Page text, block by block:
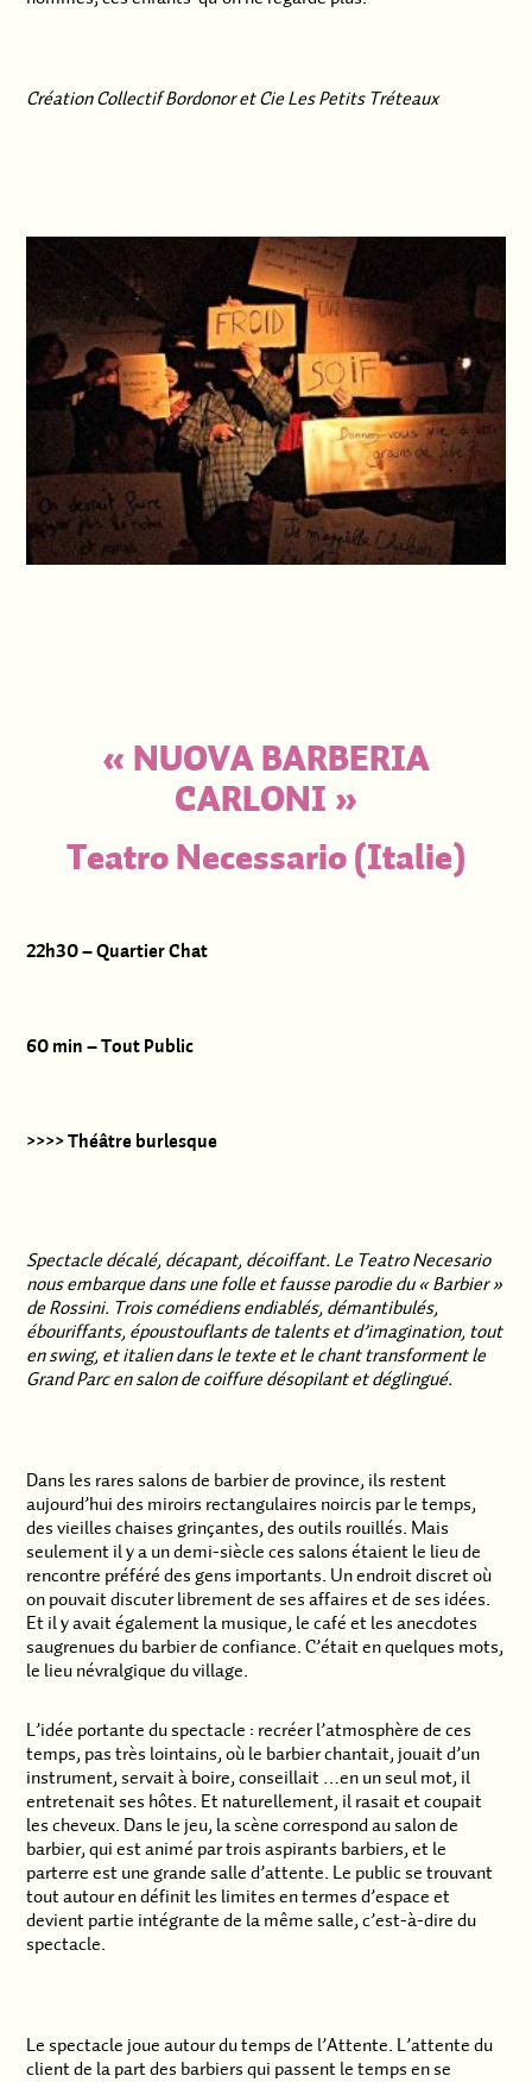
Création Collectif Bordonor et Cie Les Petits Tréteaux
« NUOVA BARBERIA
CARLONI »
Teatro Necessario (Italie)
22h30 – Quartier Chat
60 min – Tout Public
>>>> Théâtre burlesque
Spectacle décalé, décapant, décoiffant. Le Teatro Necesario
nous embarque dans une folle et fausse parodie du « Barbier »
de Rossini. Trois comédiens endiablés, démantibulés,
ébouriffants, époustouflants de talents et d’imagination, tout
en swing, et italien dans le texte et le chant transforment le
Grand Parc en salon de coiffure désopilant et déglingué.
Dans les rares salons de barbier de province, ils restent
aujourd’hui des miroirs rectangulaires noircis par le temps,
des vieilles chaises grinçantes, des outils rouillés. Mais
seulement il y a un demi-siècle ces salons étaient le lieu de
rencontre préféré des gens importants. Un endroit discret où
on pouvait discuter librement de ses affaires et de ses idées.
Et il y avait également la musique, le café et les anecdotes
saugrenues du barbier de confiance. C’était en quelques mots,
le lieu névralgique du village.
L’idée portante du spectacle : recréer l’atmosphère de ces
temps, pas très lointains, où le barbier chantait, jouait d’un
instrument, servait à boire, conseillait …en un seul mot, il
entretenait ses hôtes. Et naturellement, il rasait et coupait
les cheveux. Dans le jeu, la scène correspond au salon de
barbier, qui est animé par trois aspirants barbiers, et le
parterre est une grande salle d’attente. Le public se trouvant
tout autour en définit les limites en termes d’espace et
devient partie intégrante de la même salle, c’est-à-dire du
spectacle.
Le spectacle joue autour du temps de l’Attente. L’attente du
client de la part des barbiers qui passent le temps en se